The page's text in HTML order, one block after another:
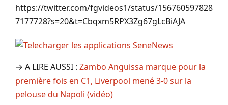
https://twitter.com/fgvideos1/status/156760597828
7177728?s=20&t=Cbqxm5RPX3Zg67gLcBiAJA
→ A LIRE AUSSI : Zambo Anguissa marque pour la
première fois en C1, Liverpool mené 3-0 sur la
pelouse du Napoli (vidéo)